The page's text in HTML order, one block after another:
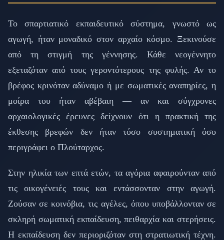
Το σπαρτιατικό εκπαιδευτικό σύστημα, γνωστό ως
αγωγή, ήταν μοναδικό στον αρχαίο κόσμο. Ξεκινούσε
από τη στιγμή της γέννησης. Κάθε νεογέννητο
εξεταζόταν από τους γεροντότερους της φυλής. Αν το
βρέφος κρινόταν αδύναμο ή με σωματικές αναπηρίες, η
μοίρα του ήταν αβέβαιη — αν και σύγχρονες
αρχαιολογικές έρευνες δείχνουν ότι η πρακτική της
έκθεσης βρεφών δεν ήταν τόσο συστηματική όσο
περιγράφει ο Πλούταρχος.
Στην ηλικία των επτά ετών, τα αγόρια αφαιρούνταν από
τις οικογένειές τους και εντάσσονταν στην αγωγή.
Ζούσαν σε κοινόβια, τις αγέλες, όπου υποβάλλονταν σε
σκληρή σωματική εκπαίδευση, πειθαρχία και στερήσεις.
Η εκπαίδευση δεν περιοριζόταν στη στρατιωτική τέχνη.